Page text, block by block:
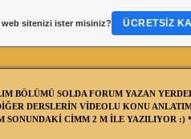
BÖLÜMÜ SOLDA FORUM YAZAN
DERSLERİN VİDEOLU KONU
SONUNDAKİ CİMM 2 M İLE YAZILIYOR :)
sitenizi ister misiniz? ÜCRETSIZ